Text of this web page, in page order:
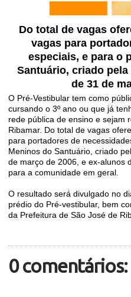
Do total de vagas
vagas para
especiais, e para o
Santuário, criado pela
de 31 de
O Pré-Vestibular tem como
cursando o 3º ano ou que já
rede pública de ensino e sejam
Ribamar. Do total de vagas
para portadores de
Meninos do Santuário, criado
de março de 2006, e ex-alunos
para a comunidade em geral.
O resultado será divulgado no
prédio do Pré-vestibular, bem
da Prefeitura de São José de
0 comentários: